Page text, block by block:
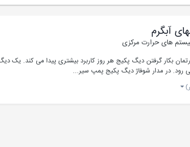
آبگرم
های حرارت مرکزی
بکار گرفتن دیگ پکیج هر روز کاربرد بیشتری پیدا می کند. یک
رود. در مدار شوفاژ دیگ پکیج پمپ سیر...